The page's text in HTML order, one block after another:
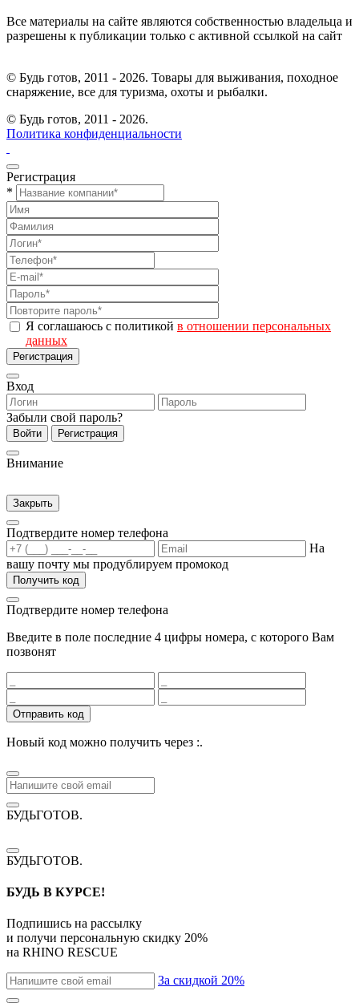
Все материалы на сайте являются собственностью владельца и
разрешены к публикации только с активной ссылкой на сайт
© Будь готов, 2011 - 2026. Товары для выживания, походное
снаряжение, все для туризма, охоты и рыбалки.
© Будь готов, 2011 - 2026.
Политика конфиденциальности
Регистрация
*
Я соглашаюсь с политикой в отношении персональных
данных
Регистрация
Вход
Забыли свой пароль?
Войти Регистрация
Внимание
Закрыть
Подтвердите номер телефона
На
вашу почту мы продублируем промокод
Получить код
Подтвердите номер телефона
Введите в поле последние 4 цифры номера, с которого Вам
позвонят
Отправить код
Новый код можно получить через :.
БУДЬГОТОВ.
БУДЬГОТОВ.
БУДЬ В КУРСЕ!
Подпишись на рассылку
и получи персональную скидку 20%
на RHINO RESCUE
За скидкой 20%